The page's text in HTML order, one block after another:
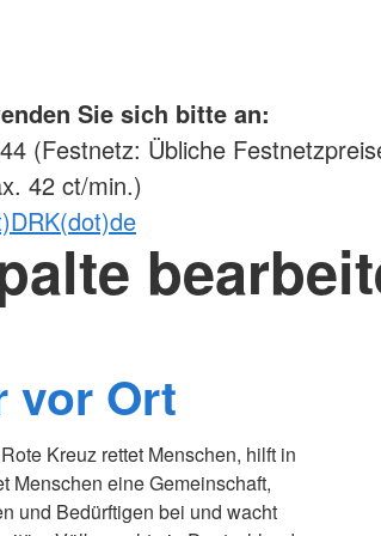
Sie sich bitte an:
(Festnetz: Übliche
42 ct/min.)
vor Ort
Kreuz rettet Menschen, hilft in
Menschen eine Gemeinschaft,
und Bedürftigen bei und wacht